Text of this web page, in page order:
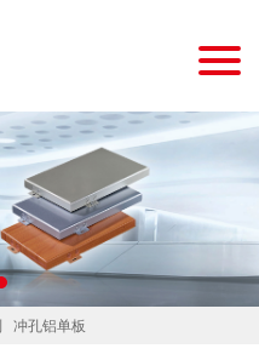
冲孔铝单板